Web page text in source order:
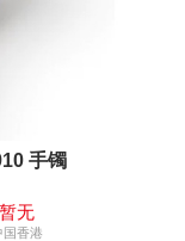
手镯
暂无
国香港